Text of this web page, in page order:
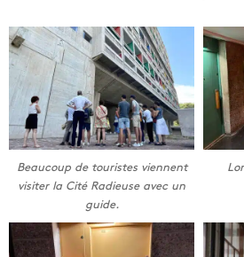
Beaucoup de touristes viennent
visiter la Cité Radieuse avec un
guide.